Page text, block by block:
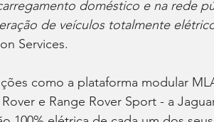
doméstico e na rede
de veículos totalmente
Services.
como a plataforma modular
e Range Rover Sport - a